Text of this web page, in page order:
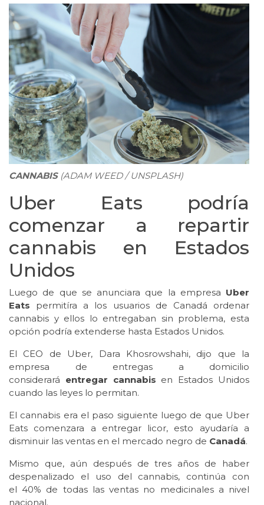
CANNABIS (ADAM WEED / UNSPLASH)
Uber Eats podría
comenzar a repartir
cannabis en Estados
Unidos
Luego de que se anunciara que la empresa Uber
Eats permitíra a los usuarios de Canadá ordenar
cannabis y ellos lo entregaban sin problema, esta
opción podría extenderse hasta Estados Unidos.
El CEO de Uber, Dara Khosrowshahi, dijo que la
empresa de entregas a domicilio
considerará entregar cannabis en Estados Unidos
cuando las leyes lo permitan.
El cannabis era el paso siguiente luego de que Uber
Eats comenzara a entregar licor, esto ayudaría a
disminuir las ventas en el mercado negro de Canadá.
Mismo que, aún después de tres años de haber
despenalizado el uso del cannabis, continúa con
el 40% de todas las ventas no medicinales a nivel
nacional.